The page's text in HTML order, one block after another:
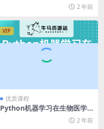
2 年前
VIP
优质课程
Python机器学习在生物医学S
CI论文研究中的运用–完全版2 年前